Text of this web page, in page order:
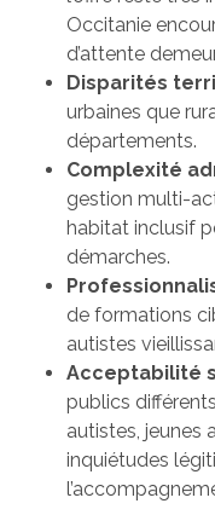
Occitanie
d’attente
Disparités
urbaines que
départements.
Complexité
gestion multi-
habitat inclusif
démarches.
de formations
autistes
Acceptabilité
publics
autistes, jeunes
inquiétudes